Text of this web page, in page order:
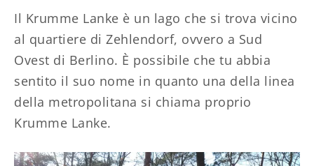
Il Krumme Lanke è un lago che si trova vicino
al quartiere di Zehlendorf, ovvero a Sud
Ovest di Berlino. È possibile che tu abbia
sentito il suo nome in quanto una della linea
della metropolitana si chiama proprio
Krumme Lanke.